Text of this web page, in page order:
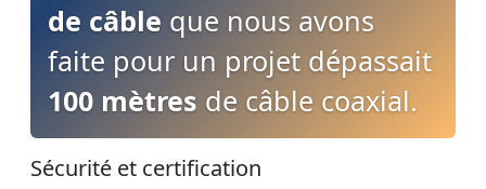
de câble que nous avons
faite pour un projet dépassait
100 mètres de câble coaxial.
Sécurité et certification